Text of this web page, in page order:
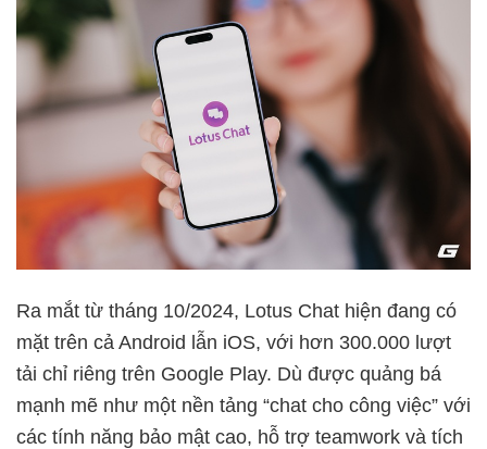
Ra mắt từ tháng 10/2024, Lotus Chat hiện đang có
mặt trên cả Android lẫn iOS, với hơn 300.000 lượt
tải chỉ riêng trên Google Play. Dù được quảng bá
mạnh mẽ như một nền tảng “chat cho công việc” với
các tính năng bảo mật cao, hỗ trợ teamwork và tích